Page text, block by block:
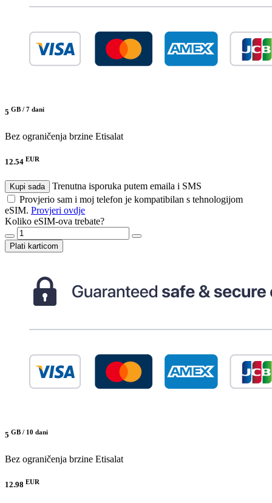
5 GB / 7 dani
Bez ograničenja brzine Etisalat
12.54 EUR
Kupi sada
Trenutna isporuka putem emaila i SMS
Provjerio sam i moj telefon je kompatibilan s tehnologijom
eSIM. Provjeri ovdje
Koliko eSIM-ova trebate?
Plati karticom
5 GB / 10 dani
Bez ograničenja brzine Etisalat
12.98 EUR